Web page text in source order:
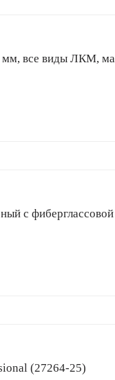
мм, все виды ЛКМ,
с
(27264-25)